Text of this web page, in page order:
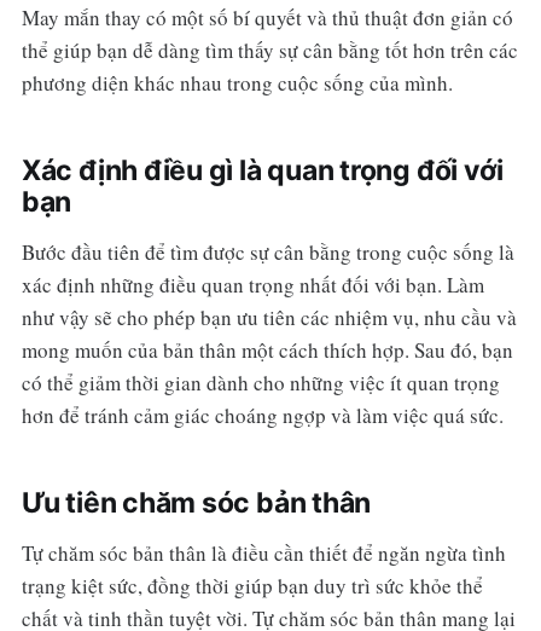
May mắn thay có một số bí quyết và thủ thuật đơn giản có
thể giúp bạn dễ dàng tìm thấy sự cân bằng tốt hơn trên các
phương diện khác nhau trong cuộc sống của mình.
Xác định điều gì là quan trọng đối với
bạn
Bước đầu tiên để tìm được sự cân bằng trong cuộc sống là
xác định những điều quan trọng nhất đối với bạn. Làm
như vậy sẽ cho phép bạn ưu tiên các nhiệm vụ, nhu cầu và
mong muốn của bản thân một cách thích hợp. Sau đó, bạn
có thể giảm thời gian dành cho những việc ít quan trọng
hơn để tránh cảm giác choáng ngợp và làm việc quá sức.
Ưu tiên chăm sóc bản thân
Tự chăm sóc bản thân là điều cần thiết để ngăn ngừa tình
trạng kiệt sức, đồng thời giúp bạn duy trì sức khỏe thể
chất và tinh thần tuyệt vời. Tự chăm sóc bản thân mang lại